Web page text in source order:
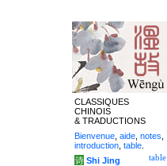
CLASSIQUES
CHINOIS
& TRADUCTIONS
Bienvenue aide notes
introduction table
table
诗 Shi Jing